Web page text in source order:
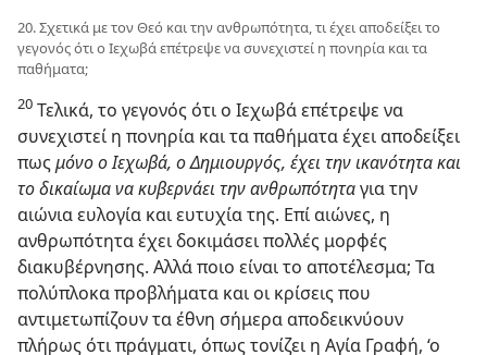
20. Σχετικά με τον Θεό και την ανθρωπότητα, τι έχει αποδείξει το
γεγονός ότι ο Ιεχωβά επέτρεψε να συνεχιστεί η πονηρία και τα
παθήματα;
20 Τελικά, το γεγονός ότι ο Ιεχωβά επέτρεψε να
συνεχιστεί η πονηρία και τα παθήματα έχει αποδείξει
πως μόνο ο Ιεχωβά, ο Δημιουργός, έχει την ικανότητα και
το δικαίωμα να κυβερνάει την ανθρωπότηταγια την
αιώνια ευλογία και ευτυχία της. Επί αιώνες, η
ανθρωπότητα έχει δοκιμάσει πολλές μορφές
διακυβέρνησης. Αλλά ποιο είναι το αποτέλεσμα; Τα
πολύπλοκα προβλήματα και οι κρίσεις που
αντιμετωπίζουν τα έθνη σήμερα αποδεικνύουν
πλήρως ότι πράγματι, όπως τονίζει η Αγία Γραφή, ‘ο